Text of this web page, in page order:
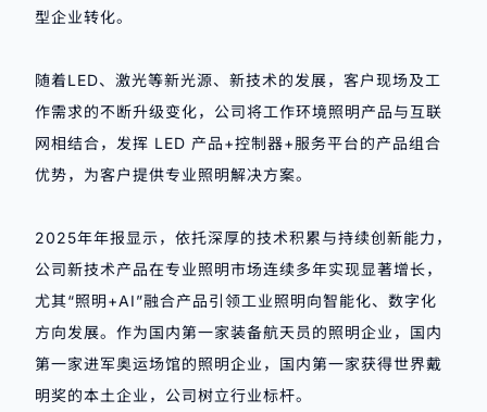
型企业转化。
随着LED、激光等新光源、新技术的发展，客户现场及工
作需求的不断升级变化，公司将工作环境照明产品与互联
网相结合，发挥 LED 产品+控制器+服务平台的产品组合
优势，为客户提供专业照明解决方案。
2025年年报显示，依托深厚的技术积累与持续创新能力，
公司新技术产品在专业照明市场连续多年实现显著增长，
尤其“照明+AI”融合产品引领工业照明向智能化、数字化
方向发展。作为国内第一家装备航天员的照明企业，国内
第一家进军奥运场馆的照明企业，国内第一家获得世界戴
明奖的本土企业，公司树立行业标杆。